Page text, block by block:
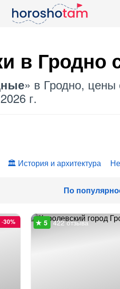
в Гродно
» в Гродно, цены
г.
История и архитектура
По
-30% 422 отзыва